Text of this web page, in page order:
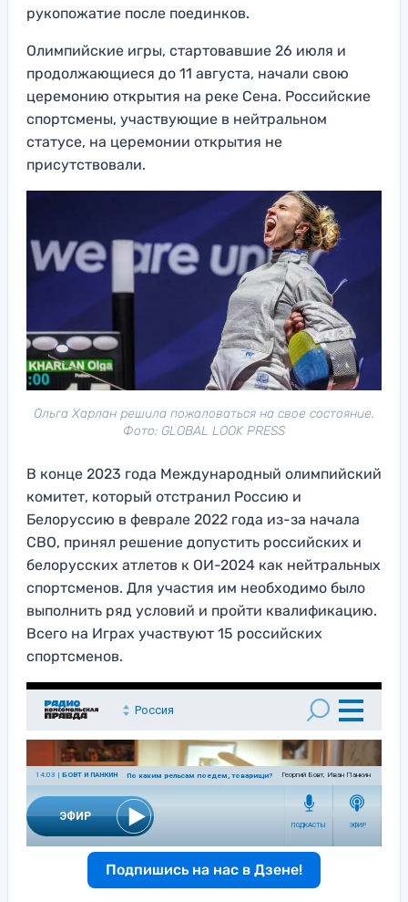
рукопожатие после поединков.
Олимпийские игры, стартовавшие 26 июля и
продолжающиеся до 11 августа, начали свою
церемонию открытия на реке Сена. Российские
спортсмены, участвующие в нейтральном
статусе, на церемонии открытия не
присутствовали.
Ольга Харлан решила пожаловаться на свое состояние.
Фото: GLOBAL LOOK PRESS
В конце 2023 года Международный олимпийский
комитет, который отстранил Россию и
Белоруссию в феврале 2022 года из-за начала
СВО, принял решение допустить российских и
белорусских атлетов к ОИ-2024 как нейтральных
спортсменов. Для участия им необходимо было
выполнить ряд условий и пройти квалификацию.
Всего на Играх участвуют 15 российских
спортсменов.
Подпишись на нас в Дзене!